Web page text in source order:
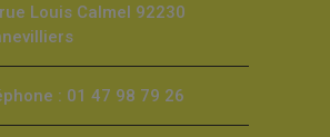
Louis Calmel 92230
: 01 47 98 79 26